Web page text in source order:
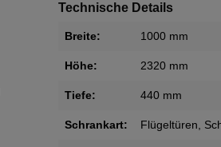
Technische Details
Breite: 1000 mm
Höhe: 2320 mm
Tiefe: 440 mm
Schrankart: Flügeltüren,